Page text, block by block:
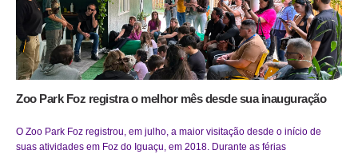
Zoo Park Foz registra o melhor mês desde sua inauguração
O Zoo Park Foz registrou, em julho, a maior visitação desde o início de
suas atividades em Foz do Iguaçu, em 2018. Durante as férias